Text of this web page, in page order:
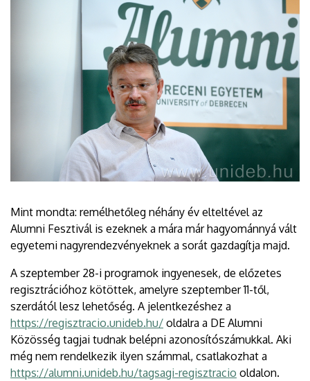
Mint mondta: remélhetőleg néhány év elteltével az
Alumni Fesztivál is ezeknek a mára már hagyománnyá vált
egyetemi nagyrendezvényeknek a sorát gazdagítja majd.
A szeptember 28-i programok ingyenesek, de előzetes
regisztrációhoz kötöttek, amelyre szeptember 11-től,
szerdától lesz lehetőség. A jelentkezéshez a
https://regisztracio.unideb.hu/ oldalra a DE Alumni
Közösség tagjai tudnak belépni azonosítószámukkal. Aki
még nem rendelkezik ilyen számmal, csatlakozhat a
https://alumni.unideb.hu/tagsagi-regisztracio oldalon.